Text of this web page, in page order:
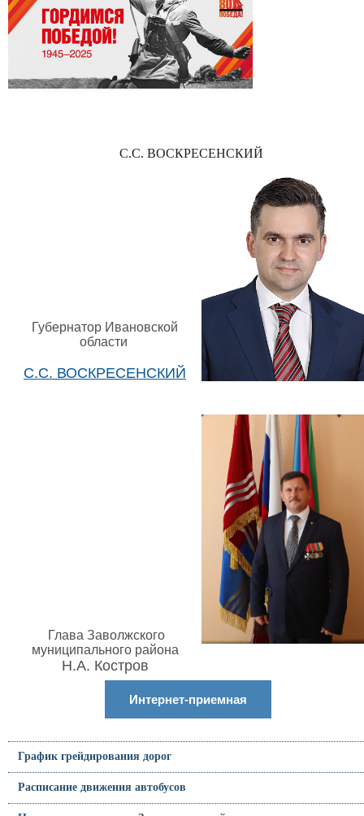
С.С. ВОСКРЕСЕНСКИЙ
Губернатор Ивановской
области
С.С. ВОСКРЕСЕНСКИЙ
Глава Заволжского
муниципального района
Н.А. Костров
Интернет-приемная
График грейдирования дорог
Расписание движения автобусов